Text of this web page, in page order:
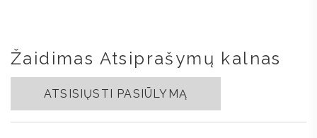
Žaidimas Atsiprašymų kalnas
ATSISIŲSTI PASIŪLYMĄ